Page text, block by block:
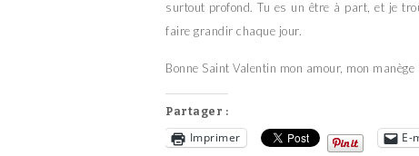
surtout profond. Tu es un être à part, et je
faire grandir chaque jour.
Bonne Saint Valentin mon amour, mon manège
Partager :
Imprimer E-